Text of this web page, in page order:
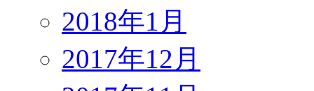
2018年1月
2017年12月